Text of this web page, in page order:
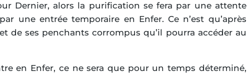
Dernier, alors la purification se fera par une attente
une entrée temporaire en Enfer. Ce n’est qu’après
de ses penchants corrompus qu’il pourra accéder au
en Enfer, ce ne sera que pour un temps déterminé,